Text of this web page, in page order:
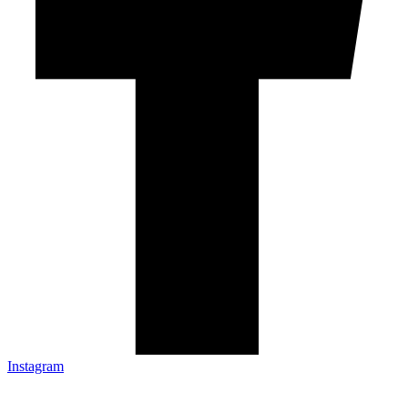
Instagram